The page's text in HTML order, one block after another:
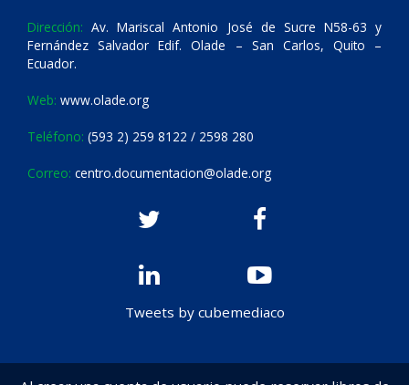
Dirección: Av. Mariscal Antonio José de Sucre N58-63 y
Fernández Salvador Edif. Olade – San Carlos, Quito –
Ecuador.
Web: www.olade.org
Teléfono: (593 2) 259 8122 / 2598 280
Correo: centro.documentacion@olade.org
Tweets by cubemediaco